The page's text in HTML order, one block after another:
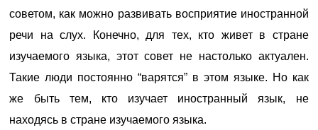
советом, как можно развивать восприятие иностранной
речи на слух. Конечно, для тех, кто живет в стране
изучаемого языка, этот совет не настолько актуален.
Такие люди постоянно “варятся” в этом языке. Но как
же быть тем, кто изучает иностранный язык, не
находясь в стране изучаемого языка.